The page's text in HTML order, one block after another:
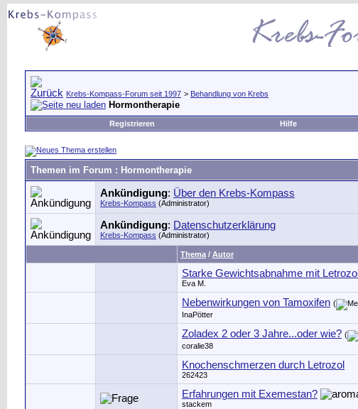
Krebs-Kompass-Forum seit 1997 > Behandlung von Krebs
Hormontherapie
Registrieren Hilfe
Themen im Forum : Hormontherapie
Ankündigung: Über den Krebs-Kompass
Krebs-Kompass (Administrator)
Ankündigung: Datenschutzerklärung
Krebs-Kompass (Administrator)
Thema / Autor
Starke Gewichtsabnahme mit Letrozol
Eva M.
Nebenwirkungen von Tamoxifen (
InaPötter
Zoladex 2 oder 3 Jahre...oder wie? (
coralie38
Knochenschmerzen durch Letrozol
262423
Erfahrungen mit Exemestan?
stackem